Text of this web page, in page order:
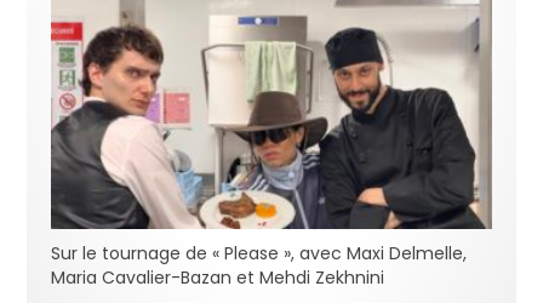
Sur le tournage de « Please », avec Maxi Delmelle,
Maria Cavalier-Bazan et Mehdi Zekhnini